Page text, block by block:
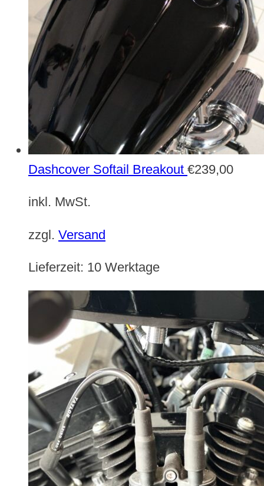
Dashcover Softail Breakout €239,00
inkl. MwSt.
zzgl. Versand
Lieferzeit: 10 Werktage